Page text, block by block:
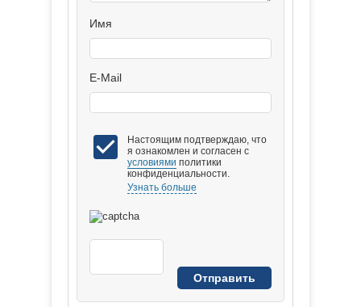
Имя
E-Mail
Настоящим подтверждаю, что
я ознакомлен и согласен с
условиями политики
конфиденциальности.
Узнать больше